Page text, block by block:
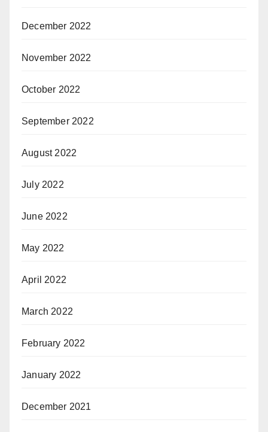
December 2022
November 2022
October 2022
September 2022
August 2022
July 2022
June 2022
May 2022
April 2022
March 2022
February 2022
January 2022
December 2021